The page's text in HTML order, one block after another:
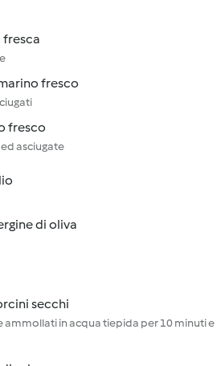
fresca
fresco
fresco
asciugate
di oliva
secchi
in acqua tiepida per 10 minuti e